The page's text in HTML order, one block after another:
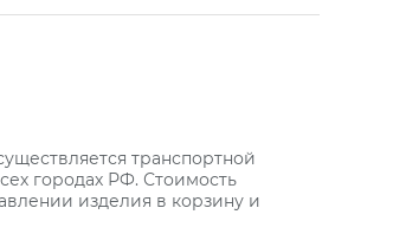
транспортной
городах РФ. Стоимость
изделия в корзину и